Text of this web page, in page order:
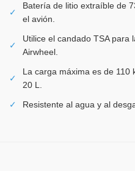
✓
Batería de litio extraíble de
el avión.
✓
Utilice el candado TSA para
Airwheel.
✓
La carga máxima es de 110
20 L.
✓
Resistente al agua y al